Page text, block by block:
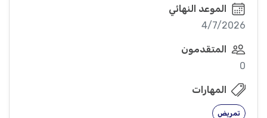
الموعد النهائي
4/7/2026
المتقدمون
0
المهارات
تمريض